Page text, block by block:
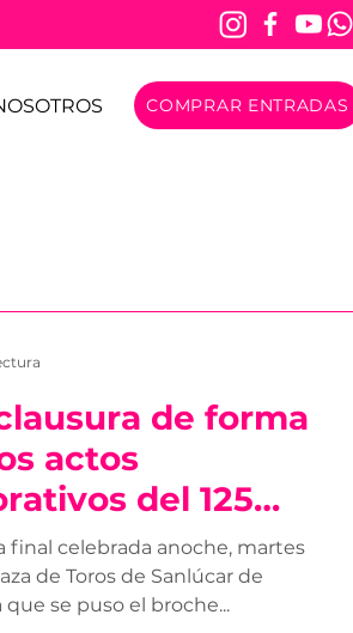
COMPRAR ENTRADAS
de forma
actos
del 125
del ‘Coso del
final celebrada anoche, martes
de Toros de Sanlúcar de
que se puso el broche...